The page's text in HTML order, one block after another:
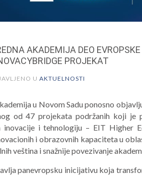
AKADEMIJA DEO
PROJEKAT
U AKTUELNOSTI
u Novom Sadu ponosno
od 47 projekata podržanih koji
inovacije i tehnologiju – EIT Higher
i obrazovnih kapaciteta u
veština i snažnije povezivanje
panevropsku inicijativu koja